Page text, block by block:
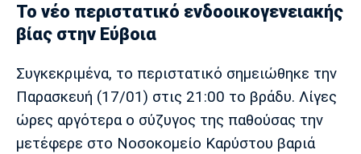
Μάντσεστερ
Γιουνάιτεντ
Τσέλσι Άρσεναλ
Σίτι
Το νέο περιστατικό ενδοοικογενειακής
βίας στην Εύβοια
Συγκεκριμένα, το περιστατικό σημειώθηκε την
Παρασκευή (17/01) στις 21:00 το βράδυ. Λίγες
ώρες αργότερα ο σύζυγος της παθούσας την
μετέφερε στο Νοσοκομείο Καρύστου βαριά